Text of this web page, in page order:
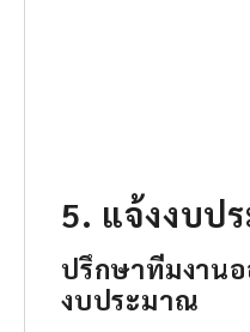
5. แจ้งงบป
ปรึกษาทีมงาน
งบประมาณ